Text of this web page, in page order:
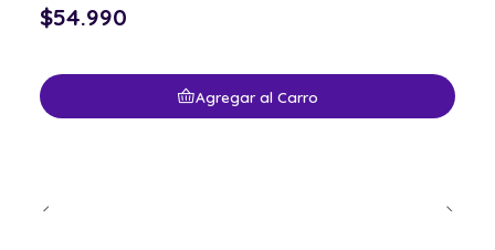
$54.990
Agregar al Carro